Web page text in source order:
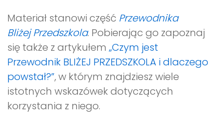
Materiał stanowi część Przewodnika
Bliżej Przedszkola. Pobierając go zapoznaj
się także z artykułem „Czym jest
Przewodnik BLIŻEJ PRZEDSZKOLA i dlaczego
powstał?”, w którym znajdziesz wiele
istotnych wskazówek dotyczących
korzystania z niego.